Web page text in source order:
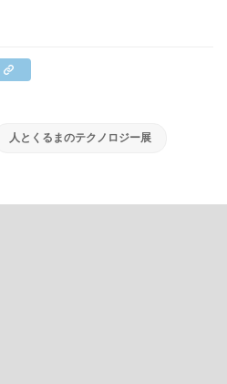
人とくるまのテクノロジー展